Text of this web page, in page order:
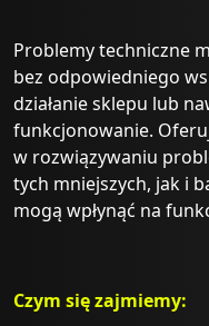
Problemy techniczne
bez odpowiedniego
działanie sklepu lub
funkcjonowanie.
w rozwiązywaniu
tych mniejszych, jak i
mogą wpłynąć na
Czym się zajmiemy: